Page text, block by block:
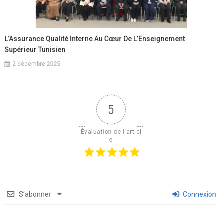
L’Assurance Qualité Interne Au Cœur De L’Enseignement
Supérieur Tunisien
2 décembre 2025
5
Évaluation de l'articl
e
S’abonner Connexion